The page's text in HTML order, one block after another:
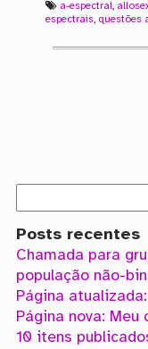
a-espectral,
espectrais, questões
Posts recentes
Chamada para
população não-
Página
Página nova: Meu
10 itens